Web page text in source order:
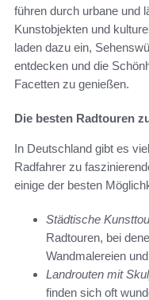
führen durch urbane und
Kunstobjekten und
laden dazu ein,
entdecken und die
Facetten zu genießen.
Die besten Radtouren
In Deutschland gibt es
Radfahrer zu
einige der besten
Städtische
Radtouren, bei
Wandmalereien
Landrouten mit
finden sich oft